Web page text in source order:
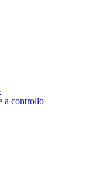
a controllo